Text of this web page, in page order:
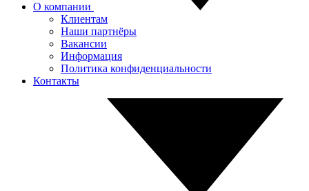
О компании
Клиентам
Наши партнёры
Вакансии
Информация
Политика конфиденциальности
Контакты